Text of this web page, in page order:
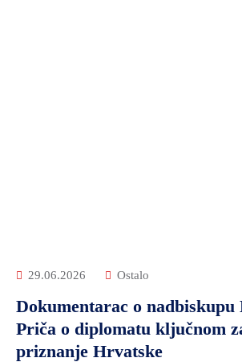
29.06.2026 Ostalo
Dokumentarac o nadbiskupu
Priča o diplomatu ključnom
priznanje Hrvatske